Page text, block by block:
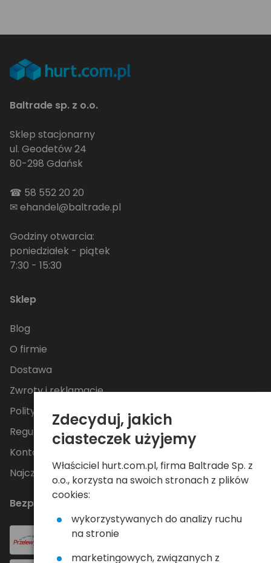
Baltrade sp. z o.o.
Sklep stacjonarny
ul. Geodetów 24
80-298 Gdańsk
☎ 58 552 20 20
✉ehandel@baltrade.pl
Godziny otwarcia:
poniedziałek - piątek
7:30 - 15:30
Sklep
Blog
O firmie
Dostawa
Zwroty i reklamacje
Polityka Prywatności
Regulamin
Kontakt
Najczęściej zadawane pytania
Bezpieczne płatności
Zdecyduj, jakich
ciasteczek użyjemy
Właściciel hurt.com.pl, firma Baltrade Sp. z
o.o., korzysta na swoich stronach z plików
cookies:
wykorzystywanych do analizy ruchu
na stronie
marketingowych, związanych z